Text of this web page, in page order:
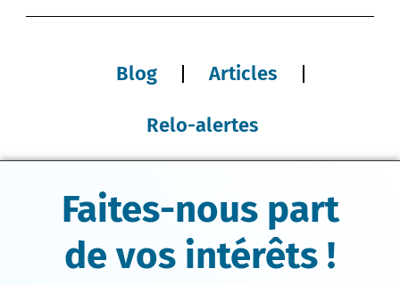
Blog Articles
Relo-alertes
Faites-nous part
de vos intérêts !